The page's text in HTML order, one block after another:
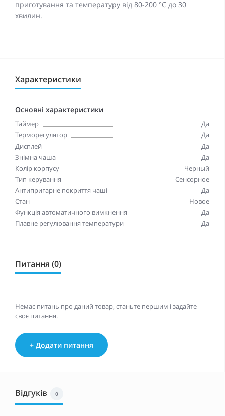
приготування та температуру від 80-200 °C до 30
хвилин.
Характеристики
Основні характеристики
Таймер
Да
Терморегулятор
Да
Дисплей
Да
Знімна чаша
Да
Колір корпусу
Черный
Тип керування
Сенсорное
Антипригарне покриття чаші
Да
Стан
Новое
Функція автоматичного вимкнення
Да
Плавне регулювання температури
Да
Питання (0)
Немає питань про даний товар, станьте першим і задайте
своє питання.
+ Додати питання
Відгуків 0